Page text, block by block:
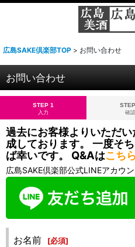
広島SAKE倶楽部TOP > お問い合わせ
お問い合わせ
STEP 1
入力
確認
過去にお客様よりいただ
成しております。 一度そ
ば幸いです。 Q&Aはこちら
広島SAKE倶楽部公式LINEアカウ
お名前 [必須]